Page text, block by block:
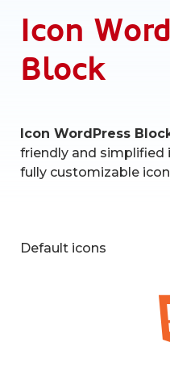
:
Icon
Block
Icon WordPress
friendly and simplified
fully customizable
Default icons